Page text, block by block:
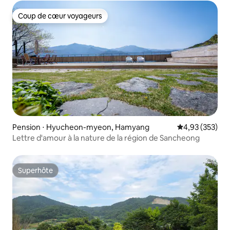
Coup de cœur voyageurs
Coup de cœur voyageurs
Pension ⋅ Hyucheon-myeon, Hamyang Évaluation
4,93 (353)
Lettre d'amour à la nature de la région de Sancheong
Superhôte
Superhôte